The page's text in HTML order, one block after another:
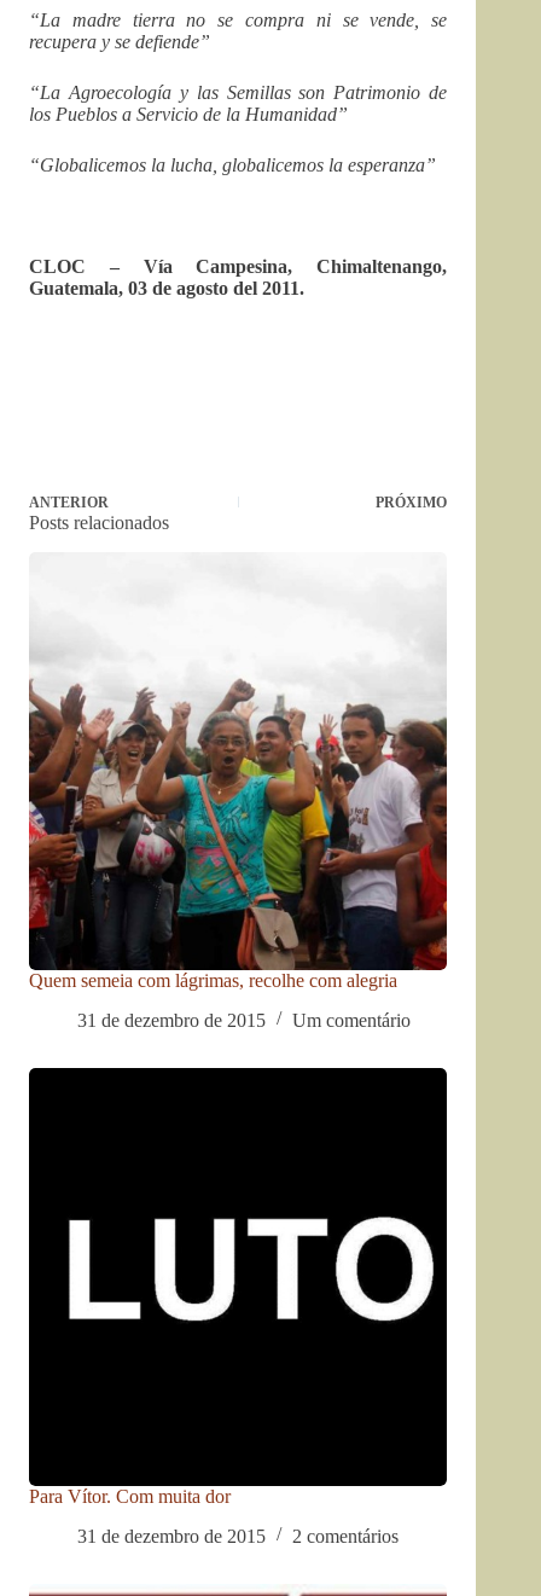
“La madre tierra no se compra ni se vende, se
recupera y se defiende”
“La Agroecología y las Semillas son Patrimonio de
los Pueblos a Servicio de la Humanidad”
“Globalicemos la lucha, globalicemos la esperanza”
CLOC – Vía Campesina, Chimaltenango,
Guatemala, 03 de agosto del 2011.
ANTERIOR PRÓXIMO
Posts relacionados
Quem semeia com lágrimas, recolhe com alegria
31 de dezembro de 2015
Um comentário
Para Vítor. Com muita dor
31 de dezembro de 2015
2 comentários